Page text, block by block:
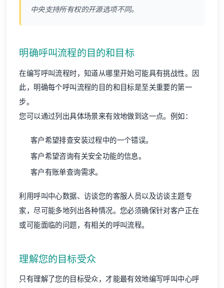
中央支持所有权的开源选项不同。
明确呼叫流程的目的和目标
在编写呼叫流程时，知道从哪里开始可能具有挑战性。因
此，明确每个呼叫流程的目的和目标是至关重要的第一
步。
您可以通过列出具体场景来有效地做到这一点。例如：
客户希望排查安装过程中的一个错误。
客户希望咨询有关安全功能的信息。
客户有账单查询需求。
利用呼叫中心数据、访谈您的客服人员以及访谈主题专
家，尽可能多地列出各种情况。您必须确保针对客户正在
或可能面临的问题，有相关的呼叫流程。
理解您的目标受众
只有理解了您的目标受众，才能最有效地编写呼叫中心呼